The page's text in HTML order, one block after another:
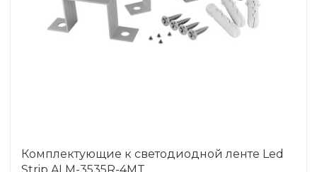
Комплектующие к светодиодной ленте Led